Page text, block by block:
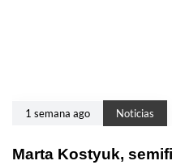
1 semana ago Noticias
Marta Kostyuk,